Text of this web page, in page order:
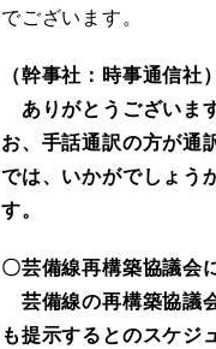
でございます。
（幹事社：時事通信社）
ありがとうございま
お、手話通訳の方が通
では、いかがでしょう
す。
〇芸備線再構築協議会
芸備線の再構築協議
も提示するとのスケジ